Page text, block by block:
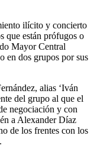
ilícito y concierto
que están prófugos o
Mayor Central
en dos grupos por sus
alias ‘Iván
del grupo al que el
negociación y con
a Alexander Díaz
de los frentes con los